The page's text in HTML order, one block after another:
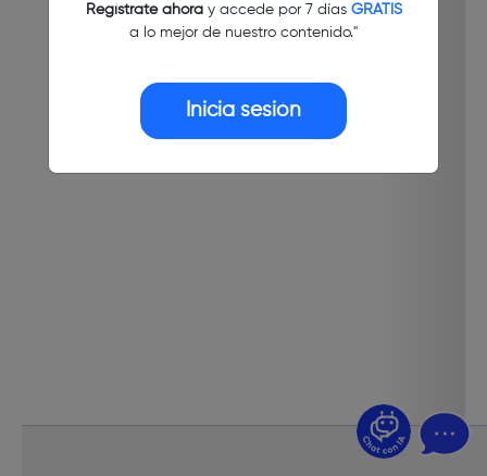
Regístrate ahoray accede por 7 días GRATIS
a lo mejor de nuestro contenido."
Inicia sesión